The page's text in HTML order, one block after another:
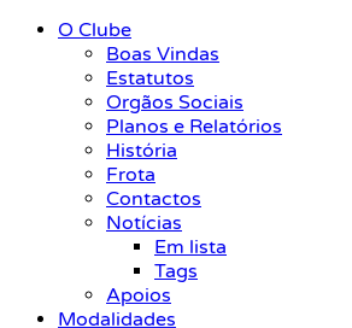
O Clube
Boas Vindas
Estatutos
Orgãos Sociais
Planos e Relatórios
História
Frota
Contactos
Notícias
Em lista
Tags
Apoios
Modalidades